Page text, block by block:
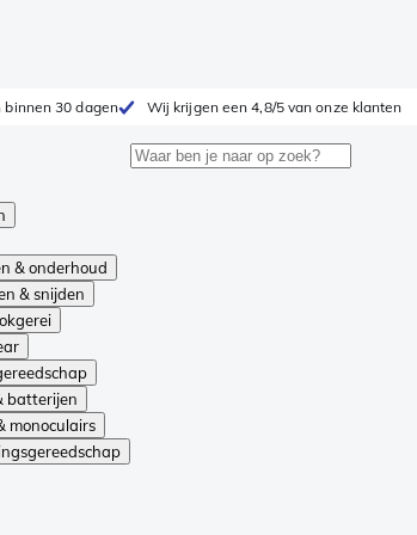
binnen 30 dagen Wij krijgen een 4,8/5 van onze klanten
& onderhoud
& snijden
batterijen
monoculairs